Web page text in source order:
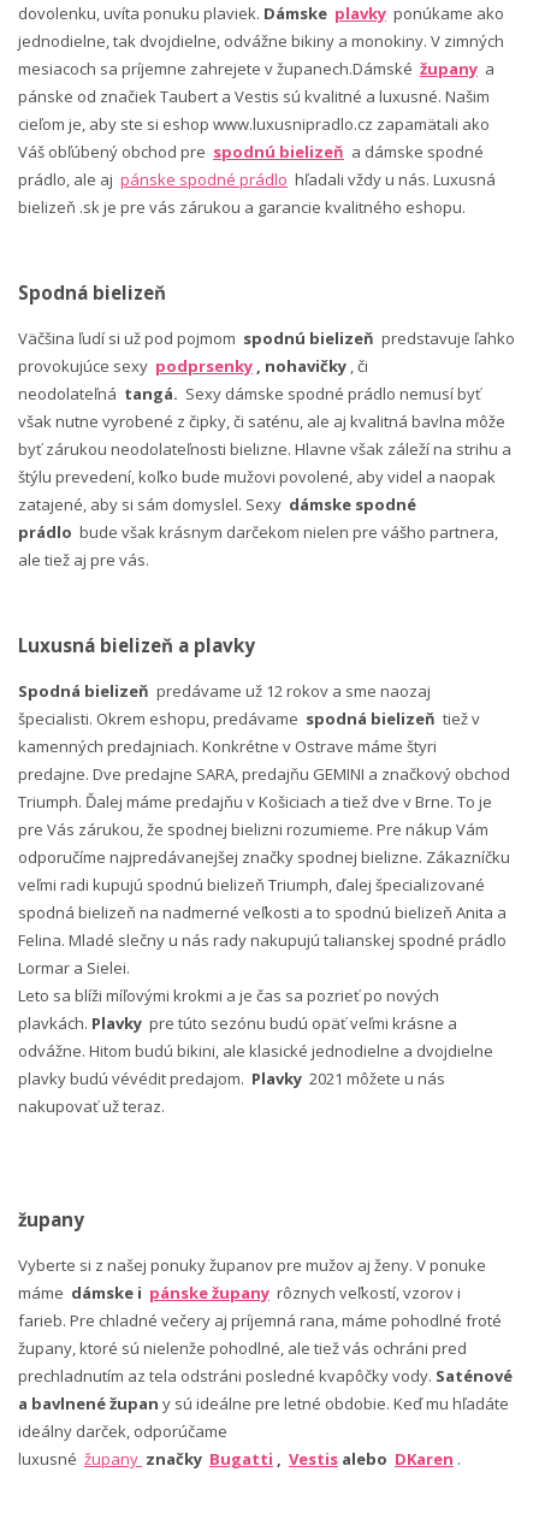
dovolenku, uvíta ponuku plaviek. Dámske plavky ponúkame ako
jednodielne, tak dvojdielne, odvážne bikiny a monokiny. V zimných
mesiacoch sa príjemne zahrejete v županech.Dámské župany a
pánske od značiek Taubert a Vestis sú kvalitné a luxusné. Našim
cieľom je, aby ste si eshop www.luxusnipradlo.cz zapamätali ako
Váš obľúbený obchod pre spodnú bielizeň a dámske spodné
prádlo, ale aj pánske spodné prádlo hľadali vždy u nás. Luxusná
bielizeň .sk je pre vás zárukou a garancie kvalitného eshopu.
Spodná bielizeň
Väčšina ľudí si už pod pojmom spodnú bielizeň predstavuje ľahko
provokujúce sexy podprsenky , nohavičky , či
neodolateľná tangá. Sexy dámske spodné prádlo nemusí byť
však nutne vyrobené z čipky, či saténu, ale aj kvalitná bavlna môže
byť zárukou neodolateľnosti bielizne. Hlavne však záleží na strihu a
štýlu prevedení, koľko bude mužovi povolené, aby videl a naopak
zatajené, aby si sám domyslel. Sexy dámske spodné
prádlo bude však krásnym darčekom nielen pre vášho partnera,
ale tiež aj pre vás.
Luxusná bielizeň a plavky
Spodná bielizeň predávame už 12 rokov a sme naozaj
špecialisti. Okrem eshopu, predávame spodná bielizeň tiež v
kamenných predajniach. Konkrétne v Ostrave máme štyri
predajne. Dve predajne SARA, predajňu GEMINI a značkový obchod
Triumph. Ďalej máme predajňu v Košiciach a tiež dve v Brne. To je
pre Vás zárukou, že spodnej bielizni rozumieme. Pre nákup Vám
odporučíme najpredávanejšej značky spodnej bielizne. Zákazníčku
veľmi radi kupujú spodnú bielizeň Triumph, ďalej špecializované
spodná bielizeň na nadmerné veľkosti a to spodnú bielizeň Anita a
Felina. Mladé slečny u nás rady nakupujú talianskej spodné prádlo
Lormar a Sielei.
Leto sa blíži míľovými krokmi a je čas sa pozrieť po nových
plavkách. Plavky pre túto sezónu budú opäť veľmi krásne a
odvážne. Hitom budú bikini, ale klasické jednodielne a dvojdielne
plavky budú vévédit predajom. Plavky 2021 môžete u nás
nakupovať už teraz.
župany
Vyberte si z našej ponuky županov pre mužov aj ženy. V ponuke
máme dámske i pánske župany rôznych veľkostí, vzorov i
farieb. Pre chladné večery aj príjemná rana, máme pohodlné froté
župany, ktoré sú nielenže pohodlné, ale tiež vás ochráni pred
prechladnutím az tela odstráni posledné kvapôčky vody. Saténové
a bavlnené župan y sú ideálne pre letné obdobie. Keď mu hľadáte
ideálny darček, odporúčame
luxusné župany značky Bugatti , Vestis alebo DKaren .